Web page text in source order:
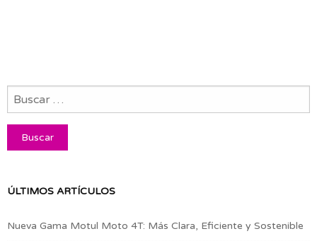
ÚLTIMOS ARTÍCULOS
Nueva Gama Motul Moto 4T: Más Clara, Eficiente y Sostenible